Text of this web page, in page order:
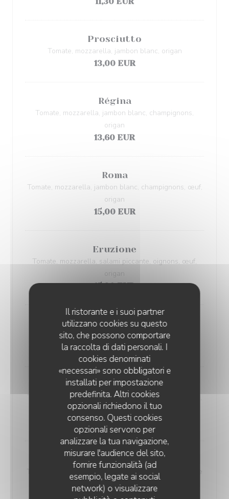
Il ristorante e i suoi partner
utilizzano cookies su questo
sito, che possono comportare
la raccolta di dati personali. I
cookies denominati
«necessari» sono obbligatori e
installati per impostazione
predefinita. Altri cookies
opzionali richiedono il tuo
consenso. Questi cookies
opzionali servono per
analizzare la tua navigazione,
misurare l'audience del sito,
fornire funzionalità (ad
esempio, legate ai social
network) o visualizzare
Prosciutto
Tomate, mozzarella, jambon blanc, origan
13,00 EUR
Régina
Tomate, mozzarella, jambon blanc, champignons,
origan
13,60 EUR
Roma
Tomate, mozzarella, jambon blanc, champignons, œuf,
origan
15,00 EUR
Eruzione
Tomate, mozzarella, salami piccante, oignons, œuf,
origan
15,30 EUR
Volcano
Tomate, mozzarella, salami piccante, origan
13,60 EUR
Carne
Tomate, mozzarella, merguez, chorizo, viande hachée,
origan
15,90 EUR
Norman
Tomate, mozzarella, lardons fumés, camembert, crème
fraîche, origan
15,60 EUR